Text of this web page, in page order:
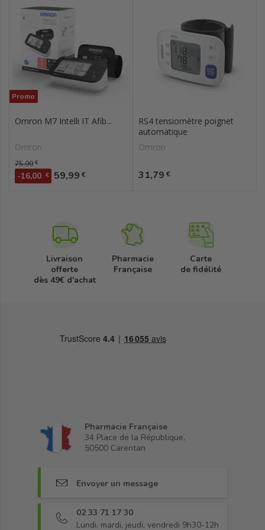
Promo
Omron M7 Intelli IT Afib...
Omron
Prix de base
75,99 €
-16,00 € Prix
59,99 €
RS4 tensiomètre poignet
automatique
Omron
Prix
31,79 €
Livraison
offerte
dès 49€ d'achat
Pharmacie
Française
Carte
de fidélité
Pharmacie Française
34 Place de la République,
50500 Carentan
Envoyer un message
02 33 71 17 30
Lundi, mardi, jeudi, vendredi 9h30-12h